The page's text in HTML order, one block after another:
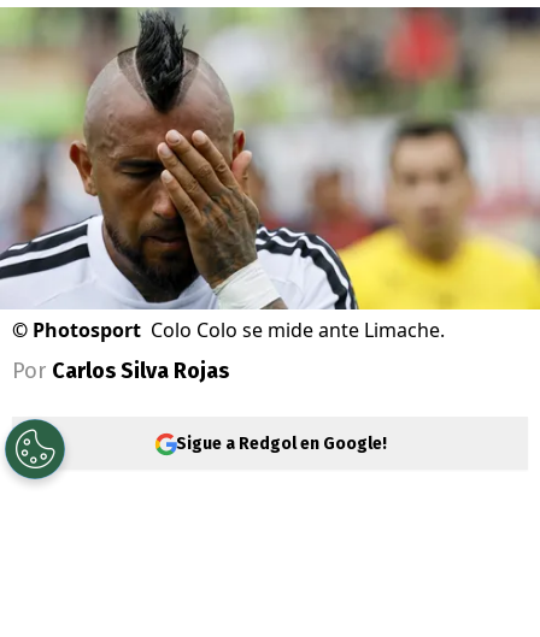
© Photosport Colo Colo se mide ante Limache.
Por Carlos Silva Rojas
Sigue a Redgol en Google!